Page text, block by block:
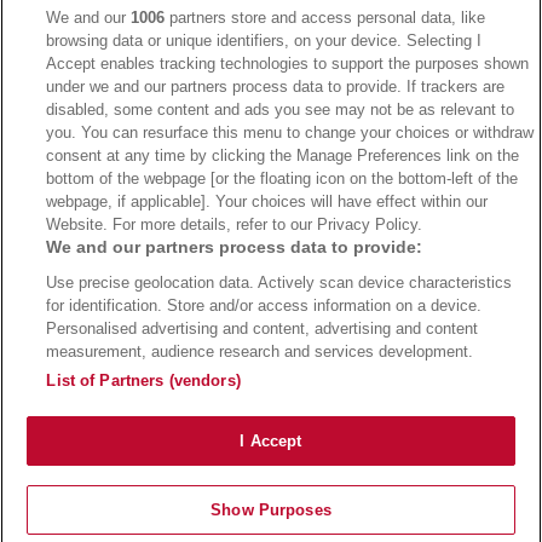
Vergleich
→Bwin Bonus →Bwin besuchen
Alle Anbieter auf dieser Webseite sind offiziell in Deutschland
Bundesligatrend Fussball Bundesliga Tipps
Verantwortung!
We and our1006 partners store and access personal data, like
browsing data or unique identifiers, on your device. Selecting I
Accept enables tracking technologies to support the purposes shown
under we and our partners process data to provide. If trackers are
disabled, some content and ads you see may not be as relevant to
you. You can resurface this menu to change your choices or withdraw
consent at any time by clicking the Manage Preferences link on the
bottom of the webpage [or the floating icon on the bottom-left of the
webpage, if applicable]. Your choices will have effect within our
Website. For more details, refer to our Privacy Policy.
We and our partners process data to provide:
Use precise geolocation data. Actively scan device characteristics
for identification. Store and/or access information on a device.
Personalised advertising and content, advertising and content
measurement, audience research and services development.
List of Partners (vendors)
I Accept
Show Purposes